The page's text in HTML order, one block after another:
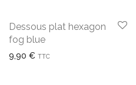
Dessous plat hexagon
fog blue
9,90 € TTC